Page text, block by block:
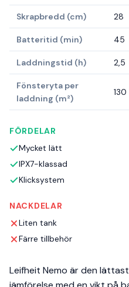
Skrapbredd (cm) 28
Batteritid (min) 45
Laddningstid (h) 2,5
Fönsteryta per
laddning (m²)
130
FÖRDELAR
Mycket lätt
IPX7-klassad
Klicksystem
NACKDELAR
Liten tank
Färre tillbehör
Leifheit Nemo är den